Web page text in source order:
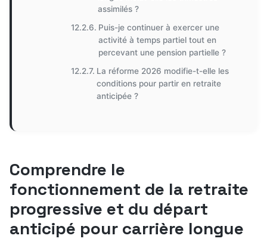
assimilés ?
Puis-je continuer à exercer une
activité à temps partiel tout en
percevant une pension partielle ?
La réforme 2026 modifie-t-elle les
conditions pour partir en retraite
anticipée ?
Comprendre le
fonctionnement de la retraite
progressive et du départ
anticipé pour carrière longue